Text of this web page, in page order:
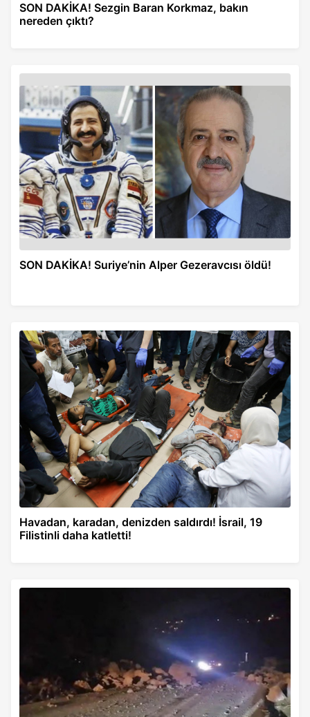
SON DAKİKA! Sezgin Baran Korkmaz, bakın
nereden çıktı?
SON DAKİKA! Suriye’nin Alper Gezeravcısı öldü!
Havadan, karadan, denizden saldırdı! İsrail, 19
Filistinli daha katletti!